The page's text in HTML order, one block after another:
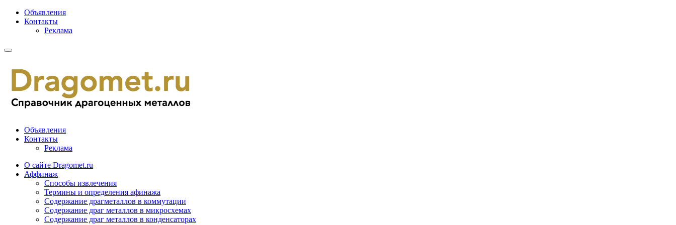
Объявления
Контакты
Реклама
Объявления
Контакты
Реклама
О сайте Dragomet.ru
Аффинаж
Способы извлечения
Термины и определения афинажа
Содержание драгметаллов в коммутации
Содержание драг металлов в микросхемах
Содержание драг металлов в конденсаторах